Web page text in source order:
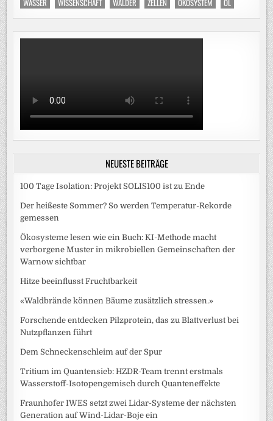
WASSER WISSENSCHAFT WÄLDER ZELLEN ÖKOSYSTEM ÖL
NEUESTE BEITRÄGE
100 Tage Isolation: Projekt SOLIS100 ist zu Ende
Der heißeste Sommer? So werden Temperatur-Rekorde
gemessen
Ökosysteme lesen wie ein Buch: KI-Methode macht
verborgene Muster in mikrobiellen Gemeinschaften der
Warnow sichtbar
Hitze beeinflusst Fruchtbarkeit
«Waldbrände können Bäume zusätzlich stressen.»
Forschende entdecken Pilzprotein, das zu Blattverlust bei
Nutzpflanzen führt
Dem Schneckenschleim auf der Spur
Tritium im Quantensieb: HZDR-Team trennt erstmals
Wasserstoff-Isotopengemisch durch Quanteneffekte
Fraunhofer IWES setzt zwei Lidar-Systeme der nächsten
Generation auf Wind-Lidar-Boje ein